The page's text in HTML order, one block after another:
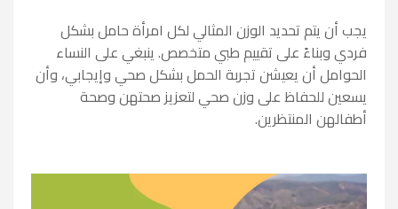
يجب أن يتم تحديد الوزن المثالي لكل امرأة حامل بشكل
فردي وبناءً على تقييم طبي متخصص. ينبغي على النساء
الحوامل أن يعيشن تجربة الحمل بشكل صحي وإيجابي، وأن
يسعين للحفاظ على وزن صحي لتعزيز صحتهن وصحة
أطفالهن المنتظرين.